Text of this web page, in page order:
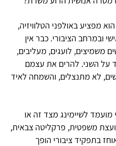
מפציע באולפני הטלוויזיה,
ובמרחב הציבורי. כבר אין
משמיצים, לועגים, מעליבים,
על השני. להרים את עצמם
לא מתנצלים, והשמחה לאיד
לשיימינג מצד זה או
משפטית, פרקליטה צבאית,
בתפקיד ציבורי הופך